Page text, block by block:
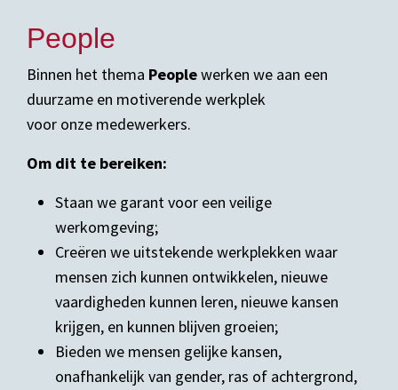
People
Binnen het thema Peoplewerken we aan een
duurzame en motiverende werkplek
voor onze medewerkers.
Om dit te bereiken:
Staan we garant voor een veilige
werkomgeving;
Creëren we uitstekende werkplekken waar
mensen zich kunnen ontwikkelen, nieuwe
vaardigheden kunnen leren, nieuwe kansen
krijgen, en kunnen blijven groeien;
Bieden we mensen gelijke kansen,
onafhankelijk van gender, ras of achtergrond,